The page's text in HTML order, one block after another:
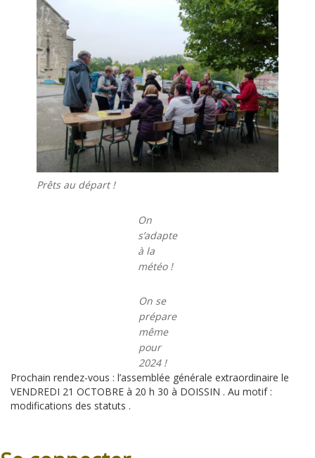
Prêts au départ !
On
s’adapte
à la
météo !
On se
prépare
même
pour
2024 !
Prochain rendez-vous : l’assemblée générale extraordinaire le
VENDREDI 21 OCTOBRE à 20 h 30 à DOISSIN . Au motif :
modifications des statuts .